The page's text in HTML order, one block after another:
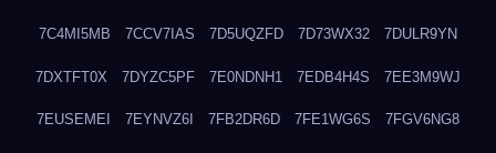
7C4MI5MB 7CCV7IAS 7D5UQZFD 7D73WX32 7DULR9YN
7DXTFT0X 7DYZC5PF 7E0NDNH1 7EDB4H4S 7EE3M9WJ
7EUSEMEI 7EYNVZ6I 7FB2DR6D 7FE1WG6S 7FGV6NG8